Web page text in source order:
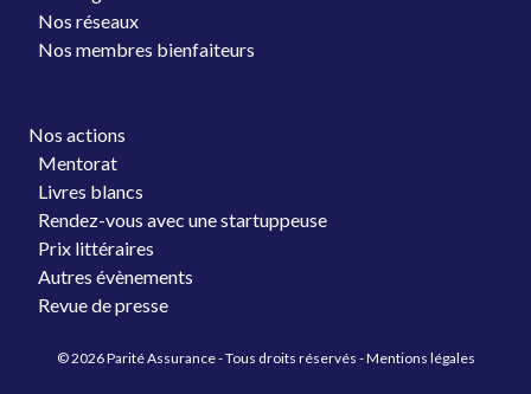
Nos réseaux
Nos membres bienfaiteurs
Nos actions
Mentorat
Livres blancs
Rendez-vous avec une startuppeuse
Prix littéraires
Autres évènements
Revue de presse
© 2026 Parité Assurance - Tous droits réservés -Mentions légales